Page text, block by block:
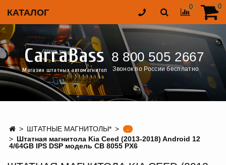
КАТАЛОГ
0 0
CarraBass
Магазин штатных автомагнитол
8 800 505 2667
Звонок по России бесплатно
ШТАТНЫЕ МАГНИТОЛЫ*
-
Штатная магнитола Kia Ceed (2013-2018) Android 12
4/64GB IPS DSP модель CB 8055 PX6